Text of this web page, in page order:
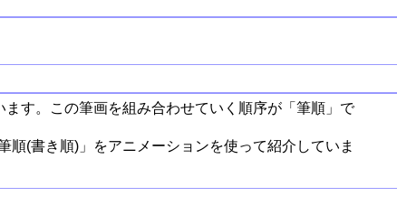
ます。この筆画を組み合わせていく順序が「筆順」で
(書き順)」をアニメーションを使って紹介していま